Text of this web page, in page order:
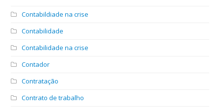
Contabildiade na crise
Contabilidade
Contabilidade na crise
Contador
Contratação
Contrato de trabalho